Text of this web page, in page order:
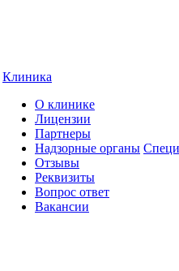
Клиника
О клинике
Лицензии
Партнеры
Надзорные органы
Отзывы
Реквизиты
Вопрос ответ
Вакансии